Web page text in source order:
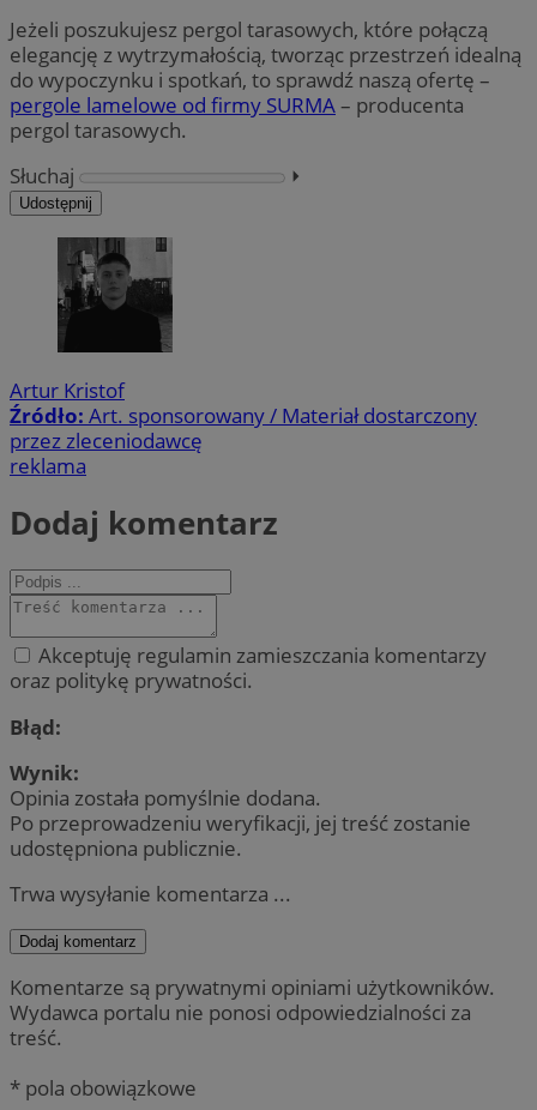
Jeżeli poszukujesz pergol tarasowych, które połączą
elegancję z wytrzymałością, tworząc przestrzeń idealną
do wypoczynku i spotkań, to sprawdź naszą ofertę –
pergole lamelowe od firmy SURMA– producenta
pergol tarasowych.
Słuchaj
⏵︎
Udostępnij
Artur Kristof
Źródło: Art. sponsorowany / Materiał dostarczony
przez zleceniodawcę
reklama
Dodaj komentarz
Akceptuję regulamin zamieszczania komentarzy
oraz politykę prywatności.
Błąd:
Wynik:
Opinia została pomyślnie dodana.
Po przeprowadzeniu weryfikacji, jej treść zostanie
udostępniona publicznie.
Trwa wysyłanie komentarza ...
Dodaj komentarz
Komentarze są prywatnymi opiniami użytkowników.
Wydawca portalu nie ponosi odpowiedzialności za
treść.
* pola obowiązkowe